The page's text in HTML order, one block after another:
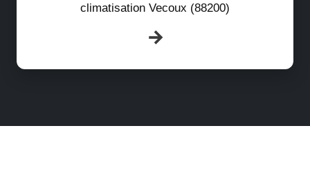
climatisation Vecoux (88200)